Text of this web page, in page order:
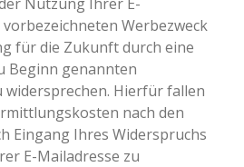
Werbezweck
für die Zukunft durch eine
Beginn genannten
Hierfür fallen
nach den
Eingang Ihres Widerspruchs
E-Mailadresse zu